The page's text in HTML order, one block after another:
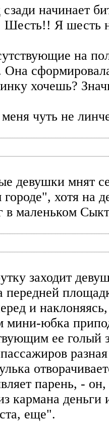
начинает
Я шесть
на
Она
хочешь?
чуть не
девушки мнят
хотя на
в маленьком
заходит
передней
и
мини-юбка
ее голый
парень, -
кармана
еще".